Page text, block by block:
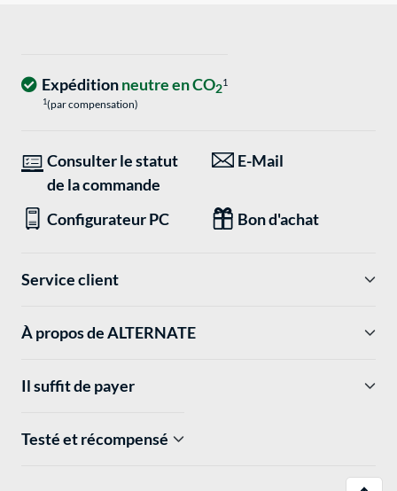
Expéditionneutre en CO21
1(par compensation)
Consulter le statut
de la commande
E-Mail
Configurateur PC Bon d'achat
Service client
À propos de ALTERNATE
Il suffit de payer
Testé et récompensé